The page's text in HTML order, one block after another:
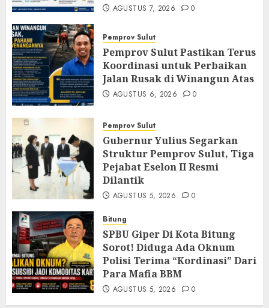
AGUSTUS 7, 2026 0
Pemprov Sulut
Pemprov Sulut Pastikan Terus
Koordinasi untuk Perbaikan
Jalan Rusak di Winangun Atas
AGUSTUS 6, 2026 0
Pemprov Sulut
Gubernur Yulius Segarkan
Struktur Pemprov Sulut, Tiga
Pejabat Eselon II Resmi
Dilantik
AGUSTUS 5, 2026 0
Bitung
SPBU Giper Di Kota Bitung
Sorot! Diduga Ada Oknum
Polisi Terima “Kordinasi” Dari
Para Mafia BBM
AGUSTUS 5, 2026 0